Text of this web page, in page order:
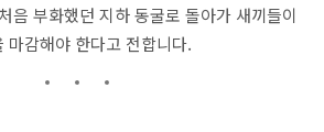
음 부화했던 지하 동굴로 돌아가 새끼들이
마감해야 한다고 전합니다.